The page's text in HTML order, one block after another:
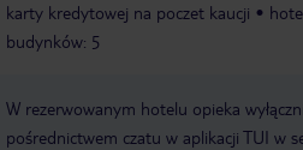
karty kredytowej na poczet kaucji
budynków: 5
W rezerwowanym hotelu opieka
pośrednictwem czatu w aplikacji TUI w